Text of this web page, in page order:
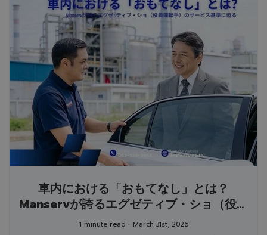
車内における「おもてなし」とは？
Manservが誇るエグゼティブ・ショ（役員
運転手）のサービス基準に迫る
1 minute read March 31st, 2026